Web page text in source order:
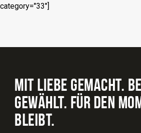
category="33"]
MIT LIEBE GEMACHT.
GEWÄHLT. FÜR DEN
BLEIBT.